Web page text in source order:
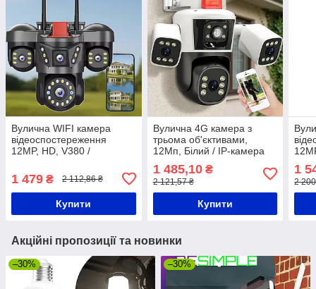
Вулична WIFI камера
відеоспостереження
12MP, HD, V380 /
Зовнішня поворотна
камера
1 479 ₴ 2 112,86 ₴
Купити
Вулична 4G камера з
трьома об'єктивами,
12Мп, Білий / IP-камера
Поворотна камера
1 485,10₴
2 121,57 ₴
Купити
1
2
Акційні пропозиції та новинки
–30% –30%